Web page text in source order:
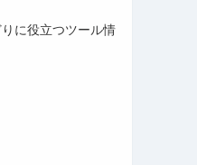
に役立つツール情